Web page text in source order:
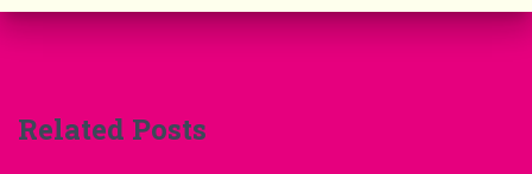
Related Posts